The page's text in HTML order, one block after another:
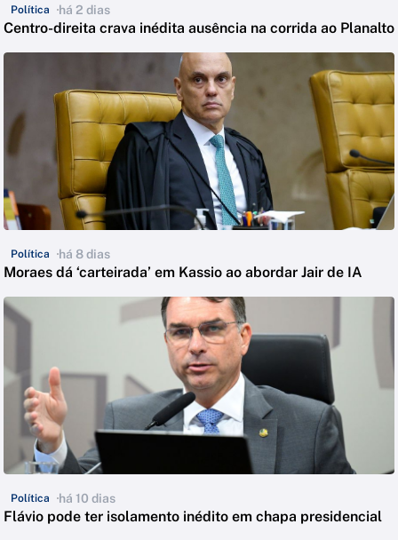
Política há 2 dias
Centro-direita crava inédita ausência na corrida ao Planalto
Política há 8 dias
Moraes dá ‘carteirada’ em Kassio ao abordar Jair de IA
Política há 10 dias
Flávio pode ter isolamento inédito em chapa presidencial